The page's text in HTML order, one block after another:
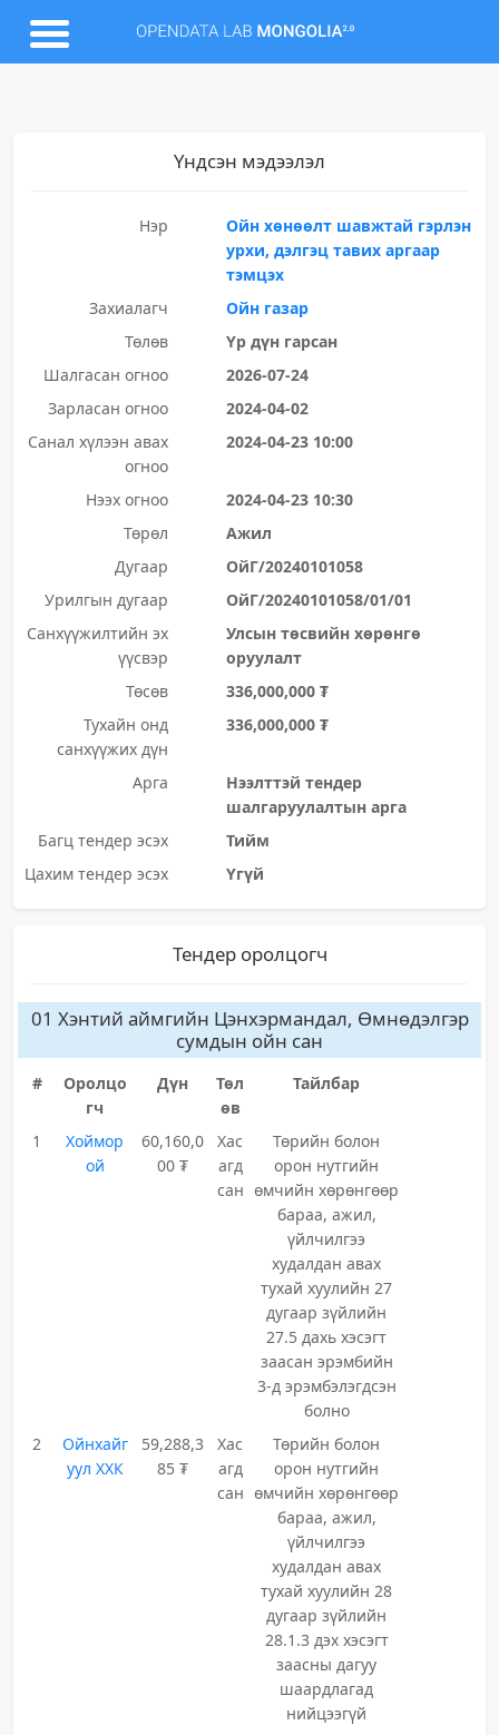
Үндсэн мэдээлэл
Нэр
Ойн хөнөөлт шавжтай гэрлэн
урхи, дэлгэц тавих аргаар
тэмцэх
Захиалагч
Ойн газар
Төлөв
Үр дүн гарсан
Шалгасан огноо
2026-07-24
Зарласан огноо
2024-04-02
Санал хүлээн авах
огноо
2024-04-23 10:00
Нээх огноо
2024-04-23 10:30
Төрөл
Ажил
Дугаар
ОйГ/20240101058
Урилгын дугаар
ОйГ/20240101058/01/01
Санхүүжилтийн эх
үүсвэр
Улсын төсвийн хөрөнгө
оруулалт
Төсөв
336,000,000 ₮
Тухайн онд
санхүүжих дүн
336,000,000 ₮
Арга
Нээлттэй тендер
шалгаруулалтын арга
Багц тендер эсэх
Тийм
Цахим тендер эсэх
Үгүй
Тендер оролцогч
01 Хэнтий аймгийн Цэнхэрмандал, Өмнөдэлгэр
сумдын ойн сан
#
Оролцо
гч
Дүн
Төл
өв
Тайлбар
1
Хоймор
ой
60,160,0
00 ₮
Хас
агд
сан
Төрийн болон
орон нутгийн
өмчийн хөрөнгөөр
бараа, ажил,
үйлчилгээ
худалдан авах
тухай хуулийн 27
дугаар зүйлийн
27.5 дахь хэсэгт
заасан эрэмбийн
3-д эрэмбэлэгдсэн
болно
2
Ойнхайг
уул ХХК
59,288,3
85 ₮
Хас
агд
сан
Төрийн болон
орон нутгийн
өмчийн хөрөнгөөр
бараа, ажил,
үйлчилгээ
худалдан авах
тухай хуулийн 28
дугаар зүйлийн
28.1.3 дэх хэсэгт
заасны дагуу
шаардлагад
нийцээгүй